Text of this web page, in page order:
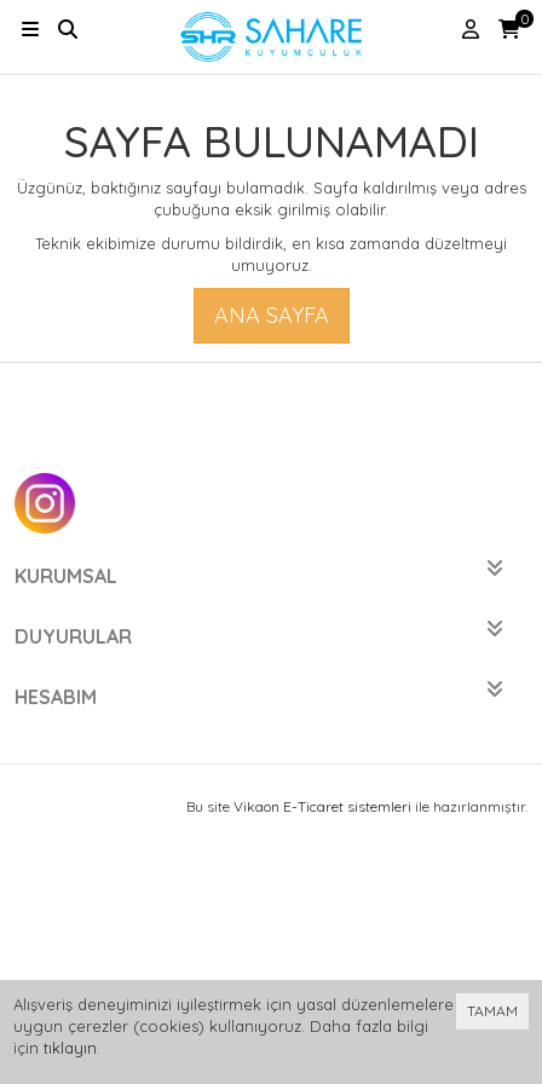
0
SAYFA BULUNAMADI
Üzgünüz, baktığınız sayfayı bulamadık. Sayfa kaldırılmış veya adres
çubuğuna eksik girilmiş olabilir.
Teknik ekibimize durumu bildirdik, en kısa zamanda düzeltmeyi
umuyoruz.
ANA SAYFA
KURUMSAL
DUYURULAR
HESABIM
Bu site Vikaon E-Ticaret sistemleri ile hazırlanmıştır.
TAMAM
Alışveriş deneyiminizi iyileştirmek için yasal düzenlemelere
uygun çerezler (cookies) kullanıyoruz. Daha fazla bilgi
için tıklayın